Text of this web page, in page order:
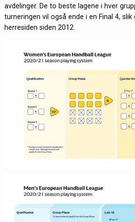
avdelinger. De to beste lagene i hver
turneringen vil også ende i en Final 4,
herresiden siden 2012.